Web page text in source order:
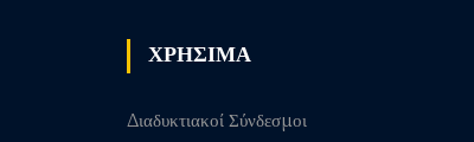
ΧΡΗΣΙΜΑ
Διαδυκτιακοί Σύνδεσμοι